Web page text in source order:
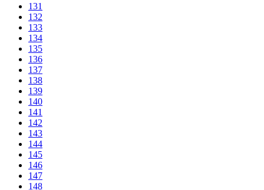
131
132
133
134
135
136
137
138
139
140
141
142
143
144
145
146
147
148